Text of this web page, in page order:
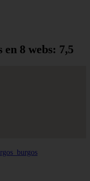
en 8 webs: 7,5